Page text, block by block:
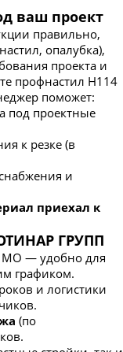
ваш проект
правильно,
опалубка),
проекта и
профнастил Н114
поможет:
под проектные
к резке (в
и
приехал к
ГРУПП
МО — удобно для
графиком.
и логистики
(по